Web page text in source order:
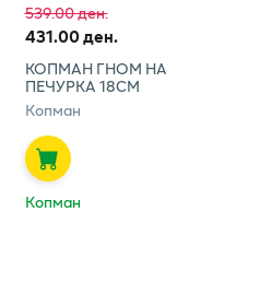
539.00 ден.
431.00 ден.
КОПМАН ГНОМ НА
ПЕЧУРКА 18СМ
Копман
Копман